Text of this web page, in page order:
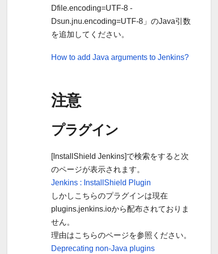
Dfile.encoding=UTF-8 -
Dsun.jnu.encoding=UTF-8」のJava引数
を追加してください。
How to add Java arguments to Jenkins?
注意
プラグイン
[InstallShield Jenkins]で検索をすると次
のページが表示されます。
Jenkins : InstallShield Plugin
しかしこちらのプラグインは現在
plugins.jenkins.ioから配布されておりま
せん。
理由はこちらのページを参照ください。
Deprecating non-Java plugins